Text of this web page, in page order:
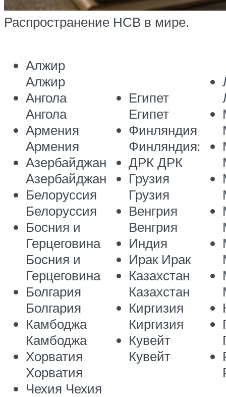
Распространение НСВ в мире.
Алжир
Алжир
Ангола
Ангола
Армения
Армения
Азербайджан
Азербайджан
Белоруссия
Белоруссия
Босния и
Герцеговина
Босния и
Герцеговина
Болгария
Болгария
Камбоджа
Камбоджа
Хорватия
Хорватия
Чехия Чехия
Египет
Египет
Финляндия
Финляндия:
ДРК ДРК
Грузия
Грузия
Венгрия
Венгрия
Индия
Ирак Ирак
Казахстан
Казахстан
Киргизия
Киргизия
Кувейт
Кувейт